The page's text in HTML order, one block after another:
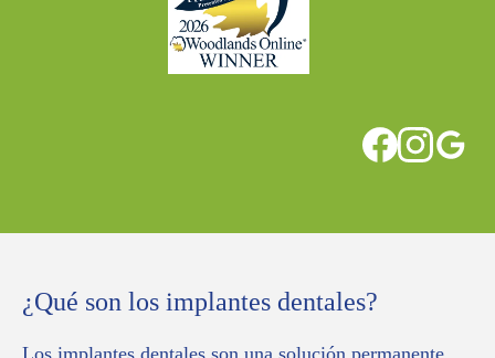
¿Qué son los implantes dentales?
Los implantes dentales son una solución permanente